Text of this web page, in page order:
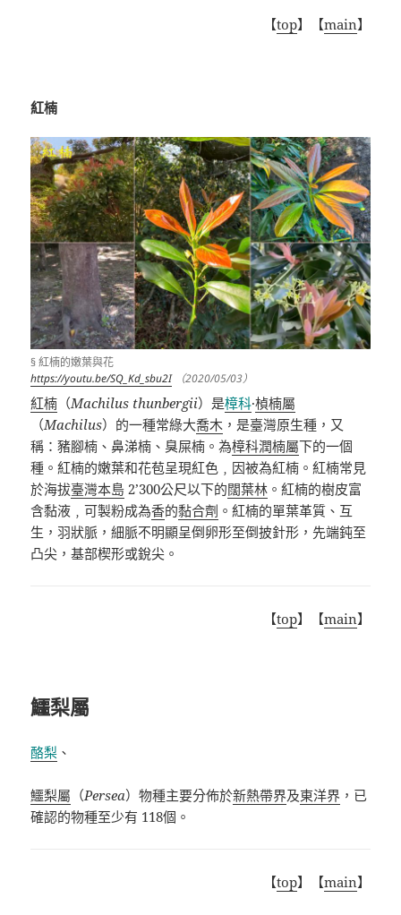
【top】【main】
紅楠
§ 紅楠的嫩葉與花
https://youtu.be/SQ_Kd_sbu2I（2020/05/03）
紅楠 （Machilus thunbergii）是樟科·楨楠屬
（Machilus）的一種常綠大喬木 ，是臺灣原生種，又
稱：豬腳楠、鼻涕楠、臭屎楠。為樟科潤楠屬下的一個
種。紅楠的嫩葉和花苞呈現紅色﹐因被為紅楠。紅楠常見
於海拔臺灣本島 2’300公尺以下的闊葉林 。紅楠的樹皮富
含黏液﹐可製粉成為香的黏合劑 。紅楠的單葉革質、互
生，羽狀脈，細脈不明顯呈倒卵形至倒披針形，先端鈍至
凸尖，基部楔形或銳尖。
【top】【main】
鱷梨屬
酪梨 、
鱷梨屬 （Persea）物種主要分佈於新熱帶界及東洋界 ，已
確認的物種至少有 118個。
【top】【main】